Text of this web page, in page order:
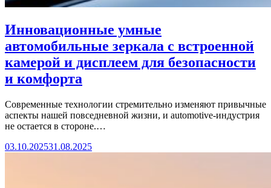
Инновационные умные
автомобильные зеркала с встроенной
камерой и дисплеем для безопасности
и комфорта
Современные технологии стремительно изменяют привычные
аспекты нашей повседневной жизни, и automotive-индустрия
не остается в стороне.…
03.10.202531.08.2025